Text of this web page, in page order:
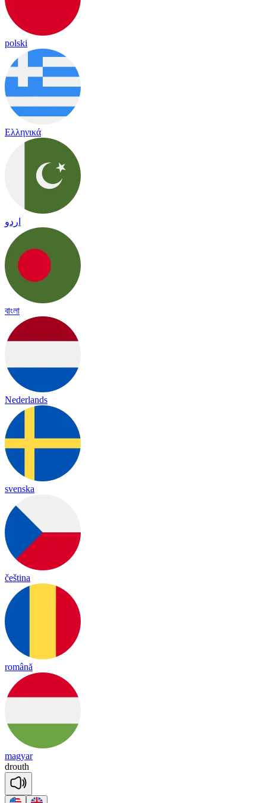
polski
Ελληνικά
اردو
বাংলা
Nederlands
svenska
čeština
română
magyar
drouth